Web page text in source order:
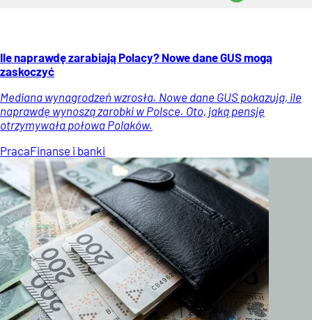
Ile naprawdę zarabiają Polacy? Nowe dane GUS mogą
zaskoczyć
Mediana wynagrodzeń wzrosła. Nowe dane GUS pokazują, ile
naprawdę wynoszą zarobki w Polsce. Oto, jaką pensję
otrzymywała połowa Polaków.
PracaFinanse i banki